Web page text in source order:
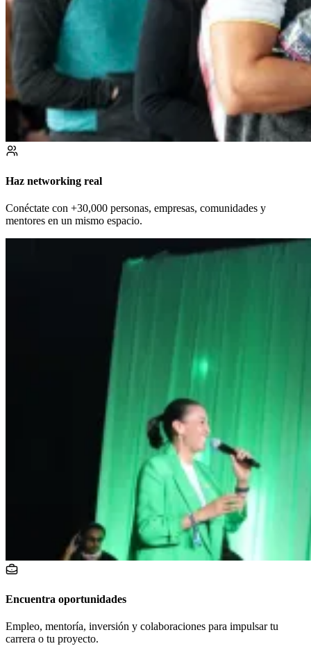
Haz networking real
Conéctate con +30,000 personas, empresas, comunidades y
mentores en un mismo espacio.
Encuentra oportunidades
Empleo, mentoría, inversión y colaboraciones para impulsar tu
carrera o tu proyecto.